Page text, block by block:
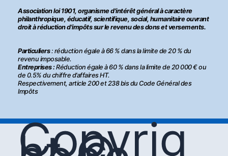
Association loi 1901, organisme d'intérêt général à caractère
philanthropique, éducatif, scientifique, social, humanitaire ouvrant
droit à réduction d'impôts sur le revenu des dons et versements.
Particuliers: réduction égale à 66 % dans la limite de 20 % du
revenu imposable.
Entreprises :Réduction égale à 60 % dans la limite de 20 000 € ou
de 0.5% du chiffre d’affaires HT.
Respectivement, article 200 et 238 bis du Code Général des
Impôts
Copyrig